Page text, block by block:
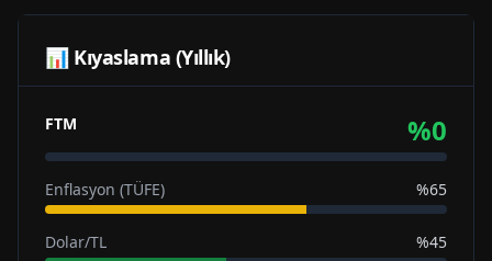
📊 Kıyaslama (Yıllık)
FTM %0
Enflasyon (TÜFE) %65
Dolar/TL %45